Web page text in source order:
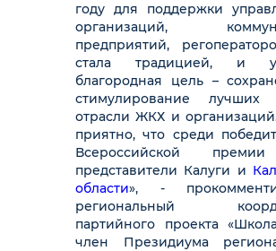
году для поддержки
организаций,
предприятий,
стала традицией, и
благородная цель –
стимулирование лучших
отрасли ЖКХ и
приятно, что среди
Всероссийской
представители Калуги и
области», -
региональный
партийного проекта
член Президиума